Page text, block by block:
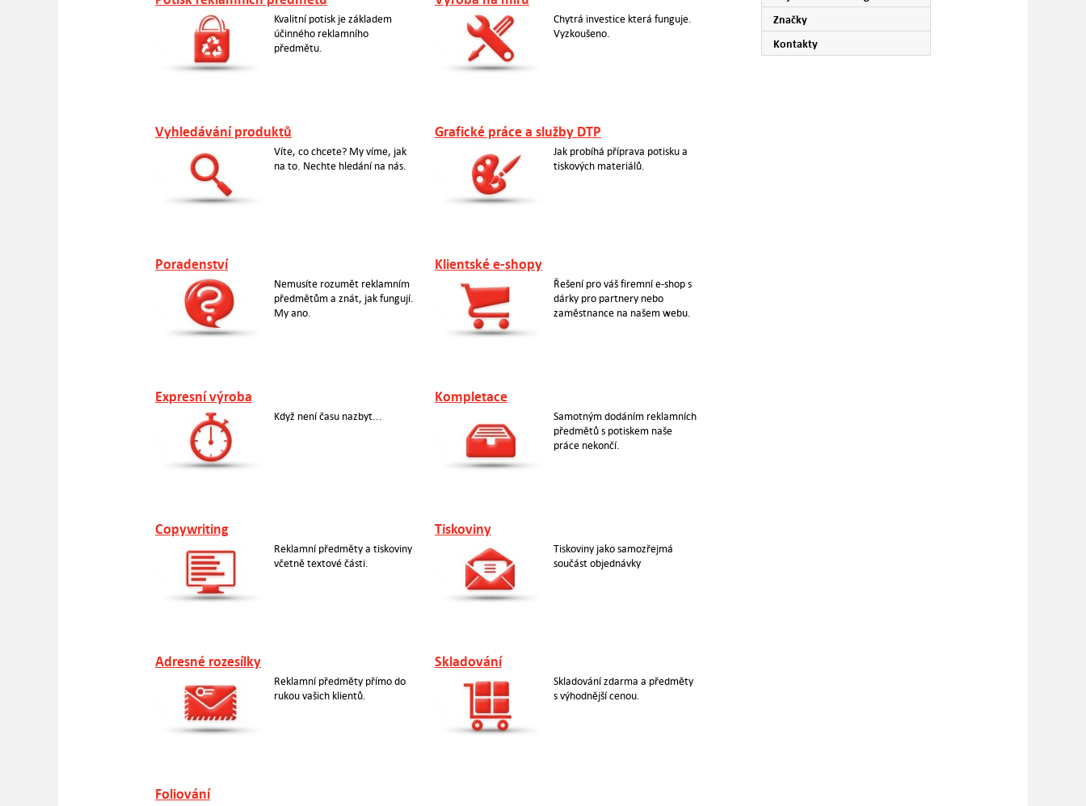
Kvalitní potisk je základem
účinného reklamního
předmětu.
Chytrá investice která funguje.
Vyzkoušeno.
Vyhledávání produktů
Víte, co chcete? My víme, jak
na to. Nechte hledání na nás.
Grafické práce a služby DTP
Jak probíhá příprava potisku a
tiskových materiálů.
Poradenství
Nemusíte rozumět reklamním
předmětům a znát, jak fungují.
My ano.
Klientské e-shopy
Řešení pro váš firemní e-shop s
dárky pro partnery nebo
zaměstnance na našem webu.
Expresní výroba
Když není času nazbyt...
Kompletace
Samotným dodáním reklamních
předmětů s potiskem naše
práce nekončí.
Copywriting
Reklamní předměty a tiskoviny
včetně textové části.
Tiskoviny
Tiskoviny jako samozřejmá
součást objednávky
Adresné rozesílky
Reklamní předměty přímo do
rukou vašich klientů.
Skladování
Skladování zdarma a předměty
s výhodnější cenou.
Foliování
Značky
Kontakty